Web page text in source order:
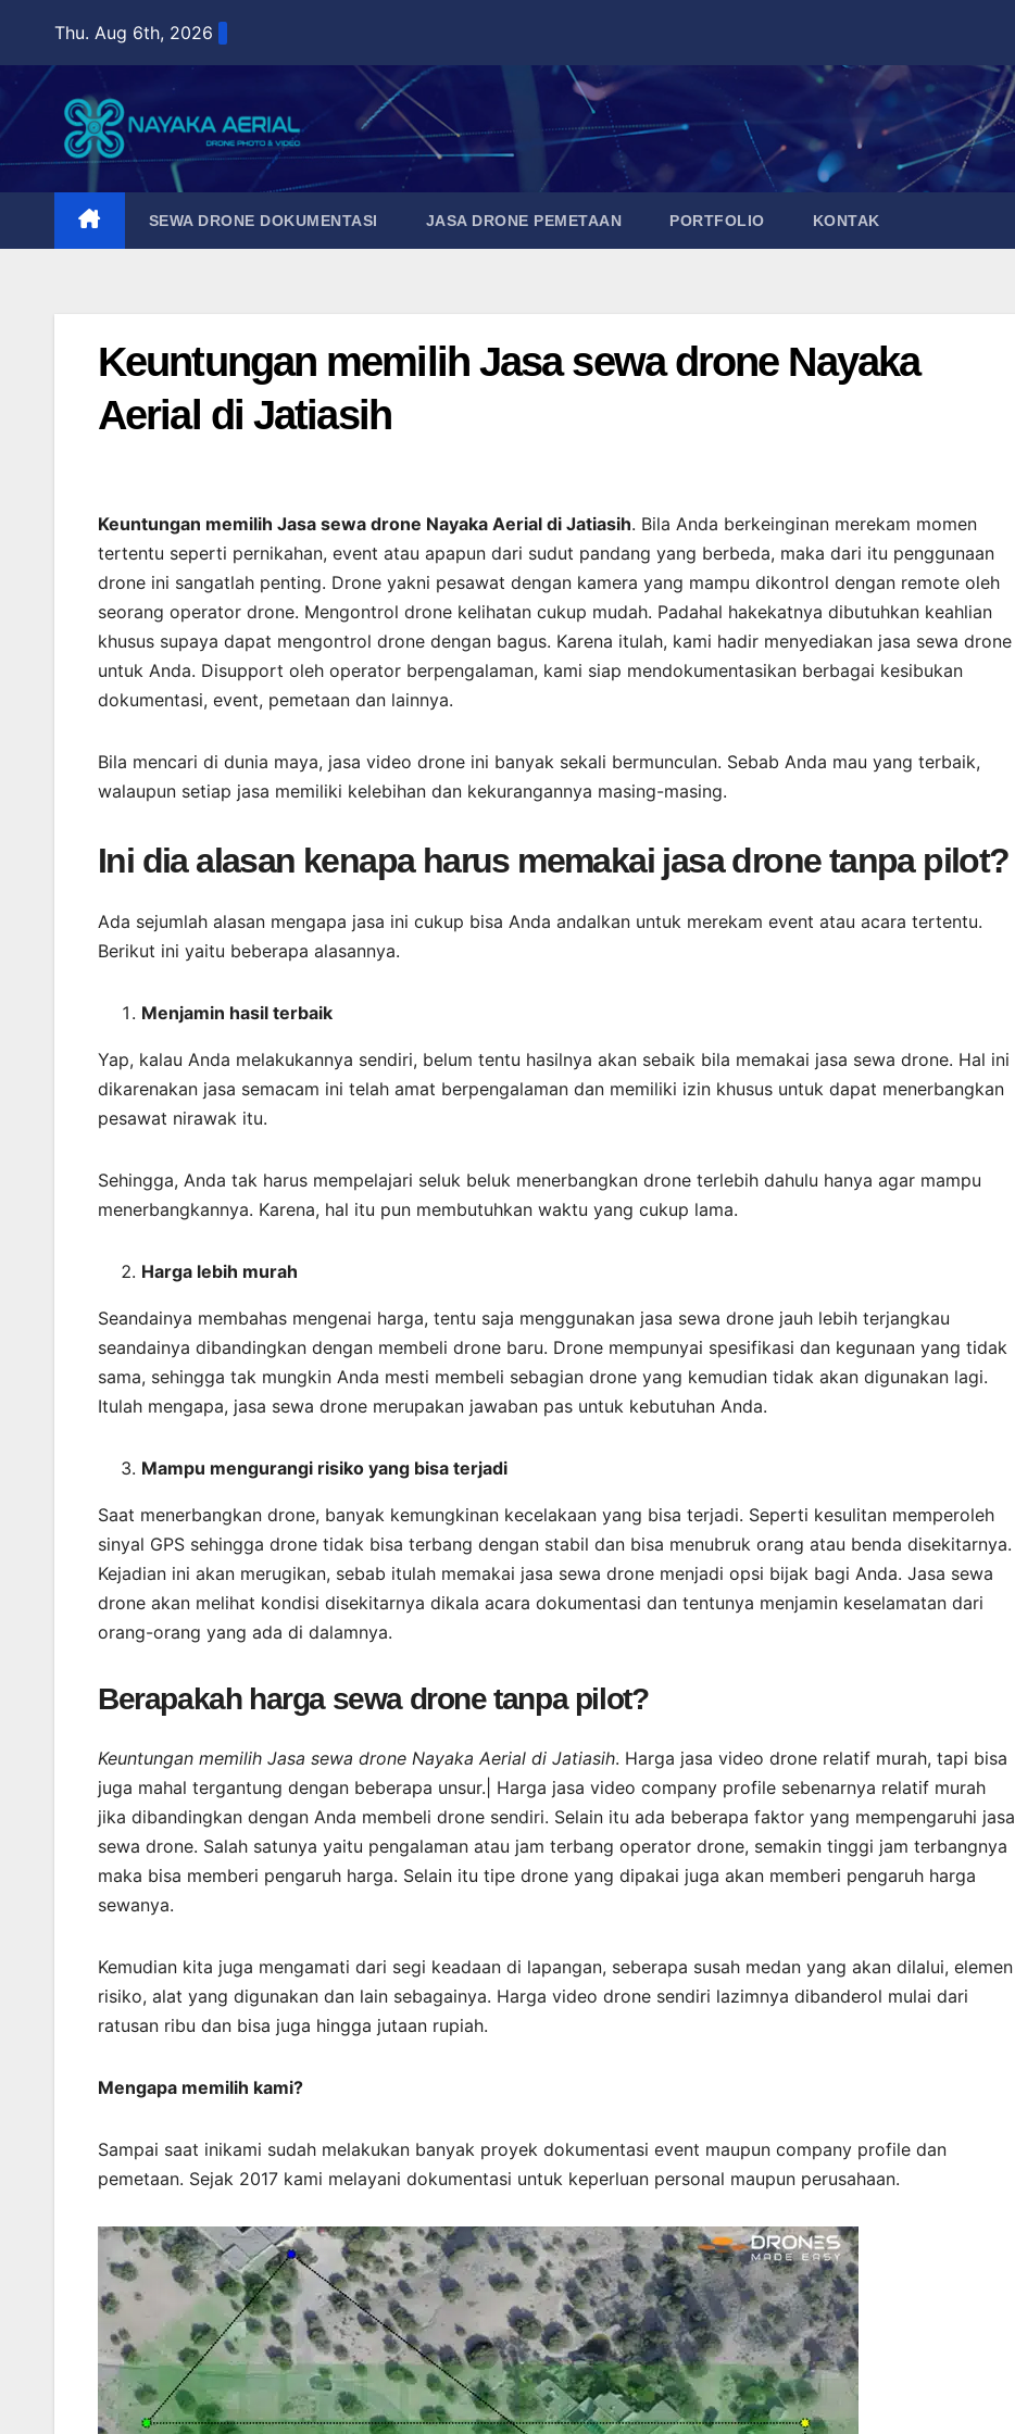
content
Thu. Aug 6th, 2026
SEWA DRONE DOKUMENTASI JASA DRONE PEMETAAN PORTFOLIO KONTAK
Keuntungan memilih Jasa sewa drone Nayaka
Aerial di Jatiasih
Keuntungan memilih Jasa sewa drone Nayaka Aerial di Jatiasih. Bila Anda berkeinginan merekam momen
tertentu seperti pernikahan, event atau apapun dari sudut pandang yang berbeda, maka dari itu penggunaan
drone ini sangatlah penting. Drone yakni pesawat dengan kamera yang mampu dikontrol dengan remote oleh
seorang operator drone. Mengontrol drone kelihatan cukup mudah. Padahal hakekatnya dibutuhkan keahlian
khusus supaya dapat mengontrol drone dengan bagus. Karena itulah, kami hadir menyediakan jasa sewa drone
untuk Anda. Disupport oleh operator berpengalaman, kami siap mendokumentasikan berbagai kesibukan
dokumentasi, event, pemetaan dan lainnya.
Bila mencari di dunia maya, jasa video drone ini banyak sekali bermunculan. Sebab Anda mau yang terbaik,
walaupun setiap jasa memiliki kelebihan dan kekurangannya masing-masing.
Ini dia alasan kenapa harus memakai jasa drone tanpa pilot?
Ada sejumlah alasan mengapa jasa ini cukup bisa Anda andalkan untuk merekam event atau acara tertentu.
Berikut ini yaitu beberapa alasannya.
Menjamin hasil terbaik
Yap, kalau Anda melakukannya sendiri, belum tentu hasilnya akan sebaik bila memakai jasa sewa drone. Hal ini
dikarenakan jasa semacam ini telah amat berpengalaman dan memiliki izin khusus untuk dapat menerbangkan
pesawat nirawak itu.
Sehingga, Anda tak harus mempelajari seluk beluk menerbangkan drone terlebih dahulu hanya agar mampu
menerbangkannya. Karena, hal itu pun membutuhkan waktu yang cukup lama.
Harga lebih murah
Seandainya membahas mengenai harga, tentu saja menggunakan jasa sewa drone jauh lebih terjangkau
seandainya dibandingkan dengan membeli drone baru. Drone mempunyai spesifikasi dan kegunaan yang tidak
sama, sehingga tak mungkin Anda mesti membeli sebagian drone yang kemudian tidak akan digunakan lagi.
Itulah mengapa, jasa sewa drone merupakan jawaban pas untuk kebutuhan Anda.
Mampu mengurangi risiko yang bisa terjadi
Saat menerbangkan drone, banyak kemungkinan kecelakaan yang bisa terjadi. Seperti kesulitan memperoleh
sinyal GPS sehingga drone tidak bisa terbang dengan stabil dan bisa menubruk orang atau benda disekitarnya.
Kejadian ini akan merugikan, sebab itulah memakai jasa sewa drone menjadi opsi bijak bagi Anda. Jasa sewa
drone akan melihat kondisi disekitarnya dikala acara dokumentasi dan tentunya menjamin keselamatan dari
orang-orang yang ada di dalamnya.
Berapakah harga sewa drone tanpa pilot?
Keuntungan memilih Jasa sewa drone Nayaka Aerial di Jatiasih. Harga jasa video drone relatif murah, tapi bisa
juga mahal tergantung dengan beberapa unsur.| Harga jasa video company profile sebenarnya relatif murah
jika dibandingkan dengan Anda membeli drone sendiri. Selain itu ada beberapa faktor yang mempengaruhi jasa
sewa drone. Salah satunya yaitu pengalaman atau jam terbang operator drone, semakin tinggi jam terbangnya
maka bisa memberi pengaruh harga. Selain itu tipe drone yang dipakai juga akan memberi pengaruh harga
sewanya.
Kemudian kita juga mengamati dari segi keadaan di lapangan, seberapa susah medan yang akan dilalui, elemen
risiko, alat yang digunakan dan lain sebagainya. Harga video drone sendiri lazimnya dibanderol mulai dari
ratusan ribu dan bisa juga hingga jutaan rupiah.
Mengapa memilih kami?
Sampai saat inikami sudah melakukan banyak proyek dokumentasi event maupun company profile dan
pemetaan. Sejak 2017 kami melayani dokumentasi untuk keperluan personal maupun perusahaan.